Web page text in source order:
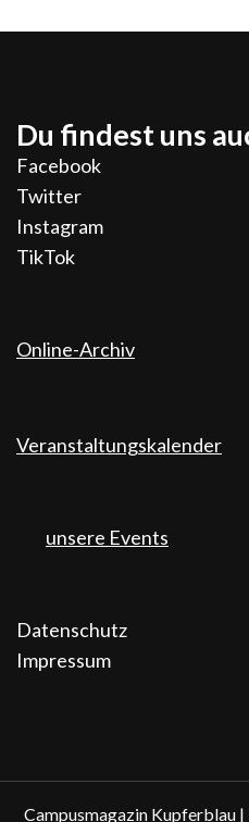
Du findest uns
Facebook
Twitter
Instagram
TikTok
Online-Archiv
Veranstaltungskalender
unsere Events
Datenschutz
Impressum
Campusmagazin Kupferblau |